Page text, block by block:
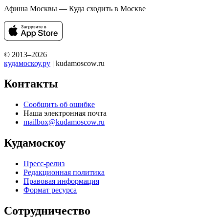
Афиша Москвы — Куда сходить в Москве
© 2013–2026
кудамоскоу.ру | kudamoscow.ru
Контакты
Сообщить об ошибке
Наша электронная почта
mailbox@kudamoscow.ru
Кудамоскоу
Пресс-релиз
Редакционная политика
Правовая информация
Формат ресурса
Сотрудничество